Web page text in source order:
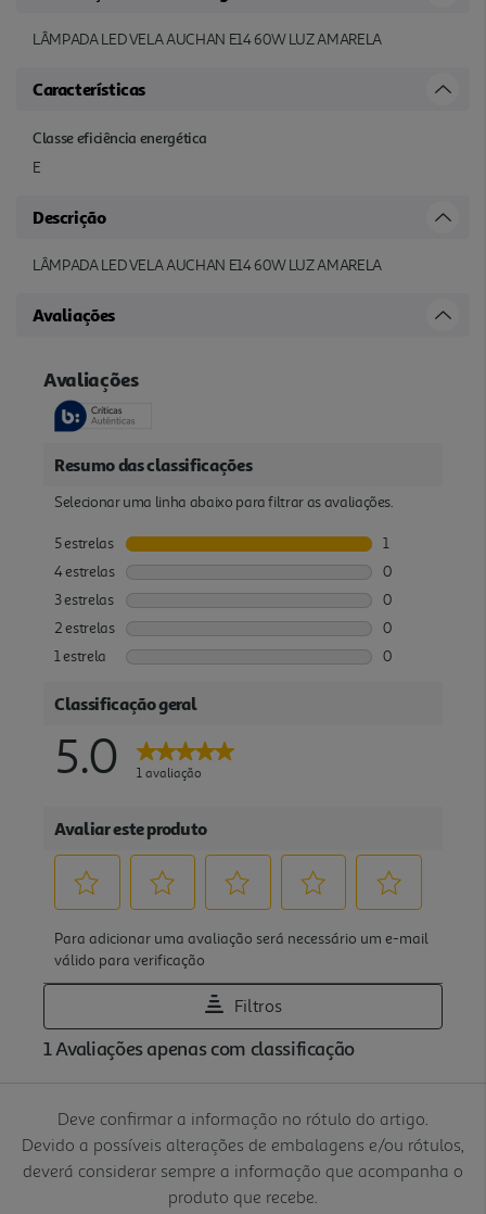
LÂMPADA LED VELA AUCHAN E14 60W LUZ AMARELA
Características
Classe eficiência energética
E
Descrição
LÂMPADA LED VELA AUCHAN E14 60W LUZ AMARELA
Avaliações
Deve confirmar a informação no rótulo do artigo.
Devido a possíveis alterações de embalagens e/ou rótulos,
deverá considerar sempre a informação que acompanha o
produto que recebe.